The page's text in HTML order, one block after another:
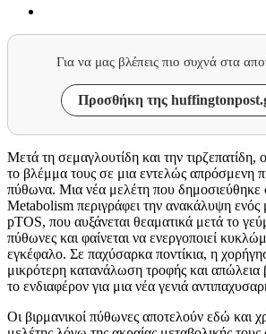
Για να μας βλέπεις πιο συχνά στα
Προσθήκη της
Μετά τη σεμαγλουτίδη και την τιρζεπατίδη,
το βλέμμα τους σε μια εντελώς απρόσμενη
πύθωνα. Μια νέα μελέτη που δημοσιεύθηκε
Metabolism περιγράφει την ανακάλυψη ενός
pTOS, που αυξάνεται θεαματικά μετά το
πύθωνες και φαίνεται να ενεργοποιεί
εγκέφαλο. Σε παχύσαρκα ποντίκια, η
μικρότερη κατανάλωση τροφής και απώλεια
το ενδιαφέρον για μια νέα γενιά
Οι βιρμανικοί πύθωνες αποτελούν εδώ και